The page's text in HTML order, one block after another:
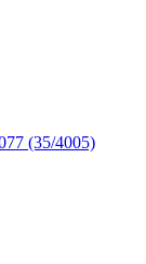
(35/4005)